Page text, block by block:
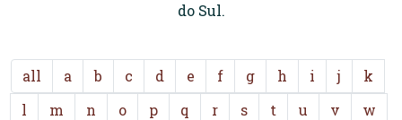
do Sul.
all a b c d e f g h i j
k
l
m n o p q r s t u v
w